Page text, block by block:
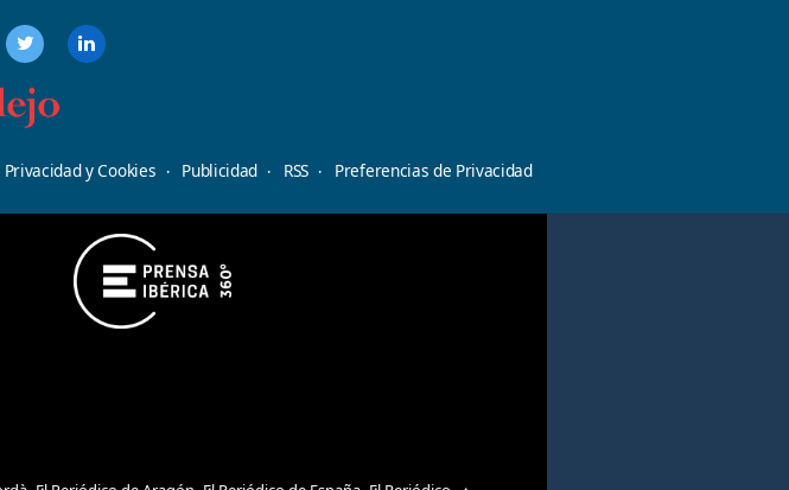
y Cookies Publicidad RSS Preferencias de Privacidad